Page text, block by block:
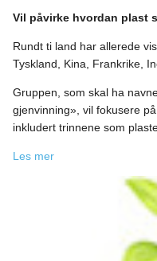
Vil påvirke hvordan plast
Rundt ti land har allerede
Tyskland, Kina, Frankrike,
Gruppen, som skal ha
gjenvinning», vil fokusere
inkludert trinnene som
Les mer